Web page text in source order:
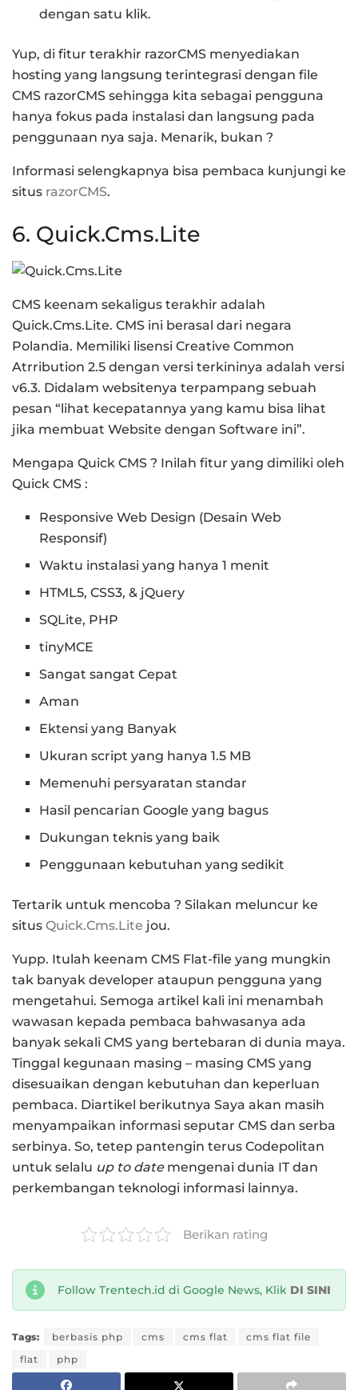
dengan satu klik.
Yup, di fitur terakhir razorCMS menyediakan
hosting yang langsung terintegrasi dengan file
CMS razorCMS sehingga kita sebagai pengguna
hanya fokus pada instalasi dan langsung pada
penggunaan nya saja. Menarik, bukan ?
Informasi selengkapnya bisa pembaca kunjungi ke
situs razorCMS.
6. Quick.Cms.Lite
CMS keenam sekaligus terakhir adalah
Quick.Cms.Lite. CMS ini berasal dari negara
Polandia. Memiliki lisensi Creative Common
Atrribution 2.5 dengan versi terkininya adalah versi
v6.3. Didalam websitenya terpampang sebuah
pesan “lihat kecepatannya yang kamu bisa lihat
jika membuat Website dengan Software ini”.
Mengapa Quick CMS ? Inilah fitur yang dimiliki oleh
Quick CMS :
Responsive Web Design (Desain Web
Responsif)
Waktu instalasi yang hanya 1 menit
HTML5, CSS3, & jQuery
SQLite, PHP
tinyMCE
Sangat sangat Cepat
Aman
Ektensi yang Banyak
Ukuran script yang hanya 1.5 MB
Memenuhi persyaratan standar
Hasil pencarian Google yang bagus
Dukungan teknis yang baik
Penggunaan kebutuhan yang sedikit
Tertarik untuk mencoba ? Silakan meluncur ke
situs Quick.Cms.Lite jou.
Yupp. Itulah keenam CMS Flat-file yang mungkin
tak banyak developer ataupun pengguna yang
mengetahui. Semoga artikel kali ini menambah
wawasan kepada pembaca bahwasanya ada
banyak sekali CMS yang bertebaran di dunia maya.
Tinggal kegunaan masing – masing CMS yang
disesuaikan dengan kebutuhan dan keperluan
pembaca. Diartikel berikutnya Saya akan masih
menyampaikan informasi seputar CMS dan serba
serbinya. So, tetep pantengin terus Codepolitan
untuk selalu up to datemengenai dunia IT dan
perkembangan teknologi informasi lainnya.
Berikan rating
Follow Trentech.id di Google News, Klik DI SINI
Tags: berbasis php cms cms flat
cms flat file
flat
php